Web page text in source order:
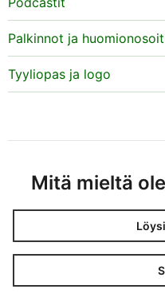
Palkinnot ja
Tyyliopas ja logo
Mitä mieltä